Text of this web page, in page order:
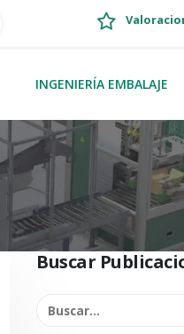
INGENIERÍA EMBALAJE
Buscar